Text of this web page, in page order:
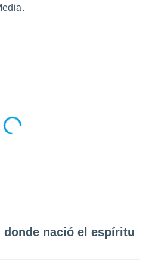
nació el espíritu